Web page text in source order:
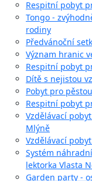
Respitní pobyt
Tongo -
rodiny
Předvánoční
Význam hranic
Respitní pobyt
Dítě s nejistou
Pobyt pro
Respitní pobyt
Vzdělávací
Mlýně
Vzdělávací
Systém
lektorka Vlasta
Garden party -